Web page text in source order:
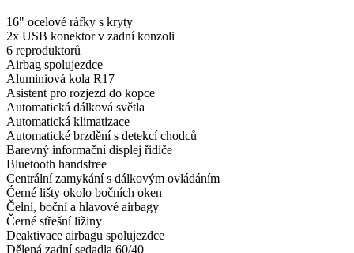
16" ocelové ráfky s kryty
2x USB konektor v zadní konzoli
6 reproduktorů
Airbag spolujezdce
Aluminiová kola R17
Asistent pro rozjezd do kopce
Automatická dálková světla
Automatická klimatizace
Automatické brzdění s detekcí chodců
Barevný informační displej řidiče
Bluetooth handsfree
Centrální zamykání s dálkovým ovládáním
Ćerné lišty okolo bočních oken
Čelní, boční a hlavové airbagy
Černé střešní ližiny
Deaktivace airbagu spolujezdce
Dělená zadní sedadla 60/40